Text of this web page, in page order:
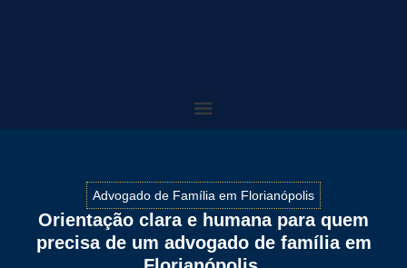
Advogado de Família em Florianópolis
Orientação clara e humana para quem
precisa de um advogado de família em